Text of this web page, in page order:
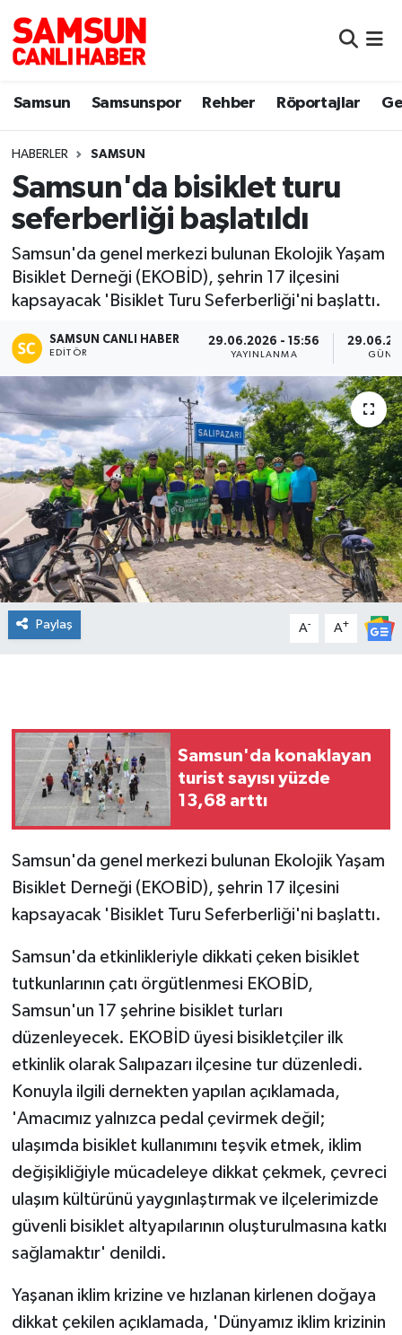
Samsun Samsunspor Rehber Röportajlar
HABERLER SAMSUN
Samsun'da bisiklet turu
seferberliği başlatıldı
Samsun'da genel merkezi bulunan Ekolojik Yaşam
Bisiklet Derneği (EKOBİD), şehrin 17 ilçesini
kapsayacak 'Bisiklet Turu Seferberliği'ni başlattı.
SAMSUN CANLI HABER
EDITÖR
29.06.2026 - 15:56
YAYINLANMA
Paylaş A- A+
Samsun'da konaklayan
turist sayısı yüzde
13,68 arttı
Samsun'da genel merkezi bulunan Ekolojik Yaşam
Bisiklet Derneği (EKOBİD), şehrin 17 ilçesini
kapsayacak 'Bisiklet Turu Seferberliği'ni başlattı.
Samsun'da etkinlikleriyle dikkati çeken bisiklet
tutkunlarının çatı örgütlenmesi EKOBİD,
Samsun'un 17 şehrine bisiklet turları
düzenleyecek. EKOBİD üyesi bisikletçiler ilk
etkinlik olarak Salıpazarı ilçesine tur düzenledi.
Konuyla ilgili dernekten yapılan açıklamada,
'Amacımız yalnızca pedal çevirmek değil;
ulaşımda bisiklet kullanımını teşvik etmek, iklim
değişikliğiyle mücadeleye dikkat çekmek, çevreci
ulaşım kültürünü yaygınlaştırmak ve ilçelerimizde
güvenli bisiklet altyapılarının oluşturulmasına katkı
sağlamaktır' denildi.
Yaşanan iklim krizine ve hızlanan kirlenen doğaya
dikkat çekilen açıklamada, 'Dünyamız iklim krizinin
Samsun
Sokak Röportajları
Genel
Dünya
Eğitim
Sağlık
Yemek
Manşet Haberi
Samsun Nöbetçi Eczaneler
Samsun Hava Durumu
Samsun Namaz Vakitleri
Samsun Trafik Yoğunluk Haritası
Süper Lig Puan Durumu ve Fikstür
Tüm Manşetler
Son Dakika Haberleri
Haber Arşivi